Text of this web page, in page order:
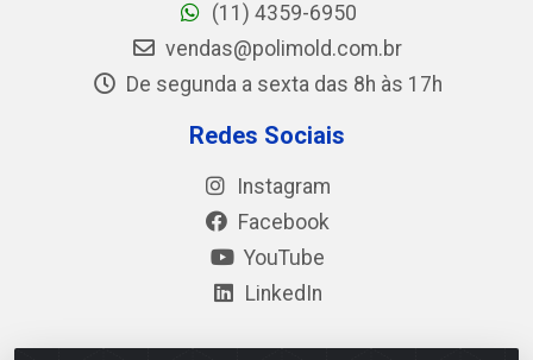
(11) 4359-6950
vendas@polimold.com.br
De segunda a sexta das 8h às 17h
Redes Sociais
Instagram
Facebook
YouTube
LinkedIn